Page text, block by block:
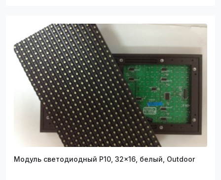
Модуль светодиодный P10, 32x16, белый, Outdoor